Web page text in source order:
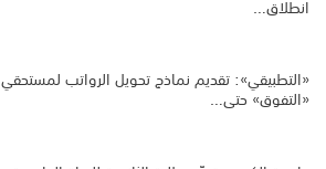
انطلاق…
«التطبيقي»: تقديم نماذج تحويل الرواتب لمستحقي
«التفوق» حتى…